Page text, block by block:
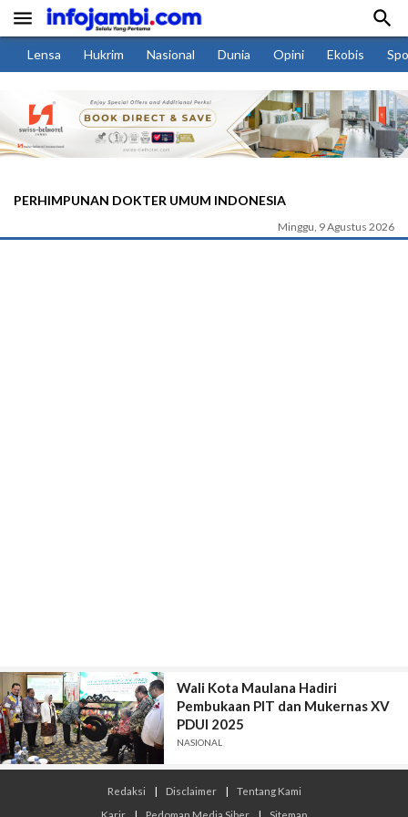
 
Lensa Hukrim Nasional Dunia Opini Ekobis
PERHIMPUNAN DOKTER UMUM INDONESIA
Minggu, 9 Agustus 2026
Wali Kota Maulana Hadiri
Pembukaan PIT dan Mukernas XV
PDUI 2025
NASIONAL
Redaksi | Disclaimer |
Tentang Kami
Karir
Pedoman Media Siber Sitemap